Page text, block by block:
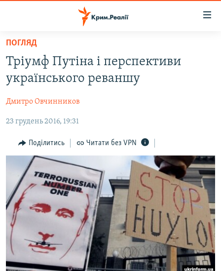
Перейти
основного
матеріалу
Перейти
до
навігації
Перейти
пошуку
ВОДА.КРИМ
ВІДЕО ТА ФОТО
ПОЛІТИКА
БЛОГИ
ПОГЛЯД
ІНТЕРВ'Ю
ВСЕ ЗА ДЕНЬ
СПЕЦПРОЕКТИ
ДЕПОРТАЦІЯ
ВІДЕОУРОКИ «ELIFBE»
СВІДЧЕННЯ ОКУПАЦІЇ
УКРАЇНСЬКА ПРОБЛЕМА КРИМУ
ЯК ОБІЙТИ БЛОКУВАННЯ
Русский
Qırımtatar
ПОГЛЯД
Тріумф Путіна і перспективи
українського реваншу
Дмитро Овчинников
23 грудень 2016, 19:31
Поділитись Читати без VPN